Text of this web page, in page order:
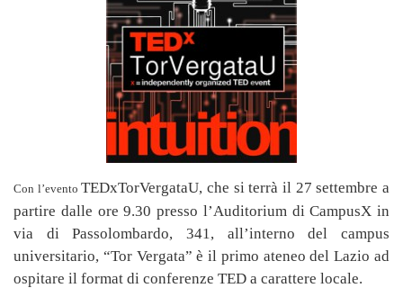
Con l’eventoTEDxTorVergataU, che si terrà il 27 settembre a
partire dalle ore 9.30 presso l’Auditorium di CampusX in
via di Passolombardo, 341, all’interno del campus
universitario, “Tor Vergata” è il primo ateneo del Lazio ad
ospitare il format di conferenze TED a carattere locale.